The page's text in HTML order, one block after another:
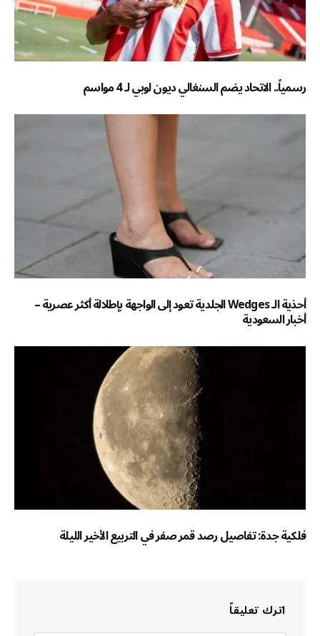
رسمياً.. الاتحاد يضم السنغالي ديون لوبي لـ 4 مواسم
أحذية الـ Wedges الجلدية تعود إلى الواجهة بإطلالة أكثر عصرية –
أخبار السعودية
فلكية جدة: تفاصيل رصد قمر صفر في التربيع الأخير الليلة
اترك تعليقاً